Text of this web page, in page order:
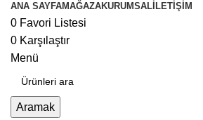
ANA SAYFAMAĞAZAKURUMSAL İLETIŞIM
0 Favori Listesi
0 Karşılaştır
Menü
Aramak